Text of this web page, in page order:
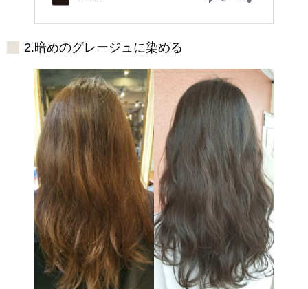
2.暗めのグレージュに染める